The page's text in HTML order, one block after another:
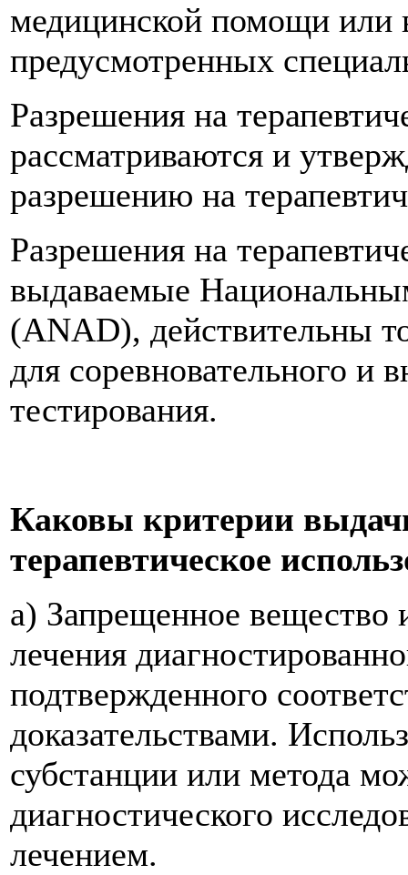
медицинской помощи или
предусмотренных
Разрешения на
рассматриваются и
разрешению на
Разрешения на
выдаваемые
(ANAD), действительны
для соревновательного и
тестирования.
Каковы критерии
терапевтическое
a) Запрещенное вещество
лечения
подтвержденного
доказательствами.
субстанции или метода
диагностического
лечением.